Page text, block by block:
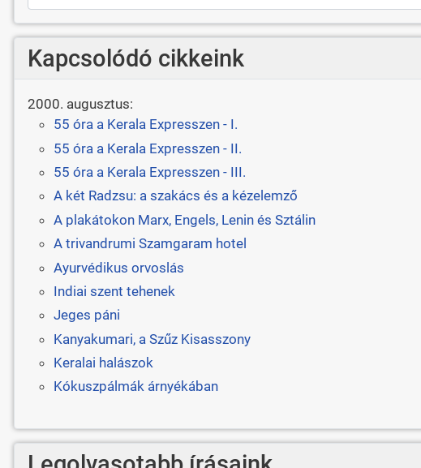
Kapcsolódó cikkeink
2000. augusztus:
55 óra a Kerala Expresszen - I.
55 óra a Kerala Expresszen - II.
55 óra a Kerala Expresszen - III.
A két Radzsu: a szakács és a kézelemző
A plakátokon Marx, Engels, Lenin és Sztálin
A trivandrumi Szamgaram hotel
Ayurvédikus orvoslás
Indiai szent tehenek
Jeges páni
Kanyakumari, a Szűz Kisasszony
Keralai halászok
Kókuszpálmák árnyékában